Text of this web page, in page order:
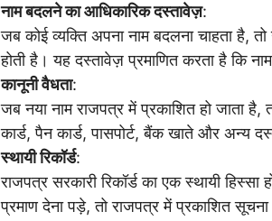
नाम बदलने का आधिकारिक दस्तावेज़:
जब कोई व्यक्ति अपना नाम बदलना चाहता है,
होती है। यह दस्तावेज़ प्रमाणित करता है कि
कानूनी वैधता:
जब नया नाम राजपत्र में प्रकाशित हो जाता
कार्ड, पैन कार्ड, पासपोर्ट, बैंक खाते और अन्य
स्थायी रिकॉर्ड:
राजपत्र सरकारी रिकॉर्ड का एक स्थायी
प्रमाण देना पड़े, तो राजपत्र में प्रकाशित